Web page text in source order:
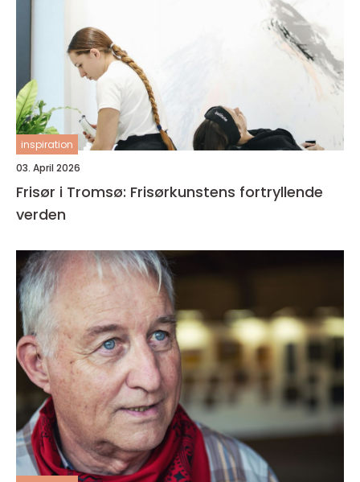
inspiration
03. April 2026
Frisør i Tromsø: Frisørkunstens fortryllende
verden